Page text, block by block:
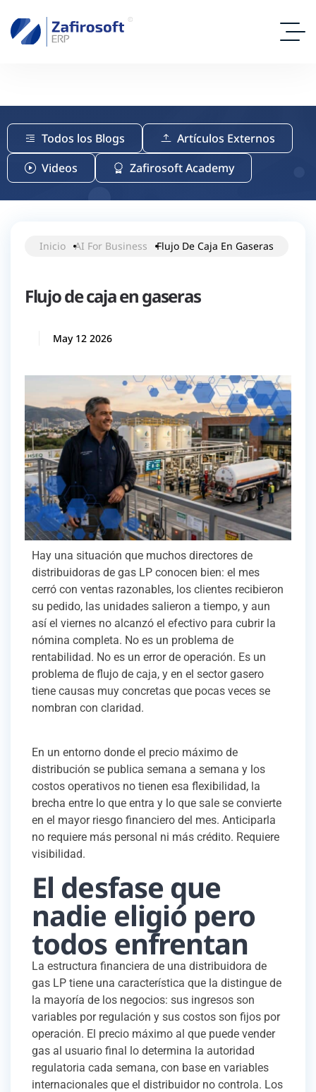
Todos los Blogs
Artículos Externos
Videos
Zafirosoft Academy
Inicio AI For Business Flujo De Caja En Gaseras
Flujo de caja en gaseras
May 12 2026
Hay una situación que muchos directores de
distribuidoras de gas LP conocen bien: el mes
cerró con ventas razonables, los clientes recibieron
su pedido, las unidades salieron a tiempo, y aun
así el viernes no alcanzó el efectivo para cubrir la
nómina completa. No es un problema de
rentabilidad. No es un error de operación. Es un
problema de flujo de caja, y en el sector gasero
tiene causas muy concretas que pocas veces se
nombran con claridad.
En un entorno donde el precio máximo de
distribución se publica semana a semana y los
costos operativos no tienen esa flexibilidad, la
brecha entre lo que entra y lo que sale se convierte
en el mayor riesgo financiero del mes. Anticiparla
no requiere más personal ni más crédito. Requiere
visibilidad.
El desfase que
nadie eligió pero
todos enfrentan
La estructura financiera de una distribuidora de
gas LP tiene una característica que la distingue de
la mayoría de los negocios: sus ingresos son
variables por regulación y sus costos son fijos por
operación. El precio máximo al que puede vender
gas al usuario final lo determina la autoridad
regulatoria cada semana, con base en variables
internacionales que el distribuidor no controla. Los